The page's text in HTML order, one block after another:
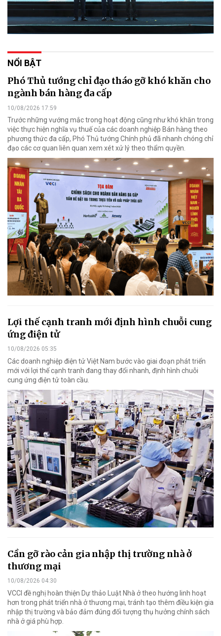
NỔI BẬT
Phó Thủ tướng chỉ đạo tháo gỡ khó khăn cho
ngành bán hàng đa cấp
10/08/2026 17:59
Trước những vướng mắc trong hoạt động cũng như khó khăn trong
việc thực hiện nghĩa vụ thuế của các doanh nghiệp Bán hàng theo
phương thức đa cấp, Phó Thủ tướng Chính phủ đã nhanh chóng chỉ
đạo các cơ quan liên quan xem xét xử lý theo thẩm quyền.
Lợi thế cạnh tranh mới định hình chuỗi cung
ứng điện tử
10/08/2026 05:35
Các doanh nghiệp điện tử Việt Nam bước vào giai đoạn phát triển
mới với lợi thế cạnh tranh đang thay đổi nhanh, định hình chuỗi
cung ứng điện tử toàn cầu.
Cần gỡ rào cản gia nhập thị trường nhà ở
thương mại
10/08/2026 04:30
VCCI đề nghị hoàn thiện Dự thảo Luật Nhà ở theo hướng linh hoạt
hơn trong phát triển nhà ở thương mại, tránh tạo thêm điều kiện gia
nhập thị trường và bảo đảm đúng đối tượng thụ hưởng chính sách
nhà ở giá phù hợp.